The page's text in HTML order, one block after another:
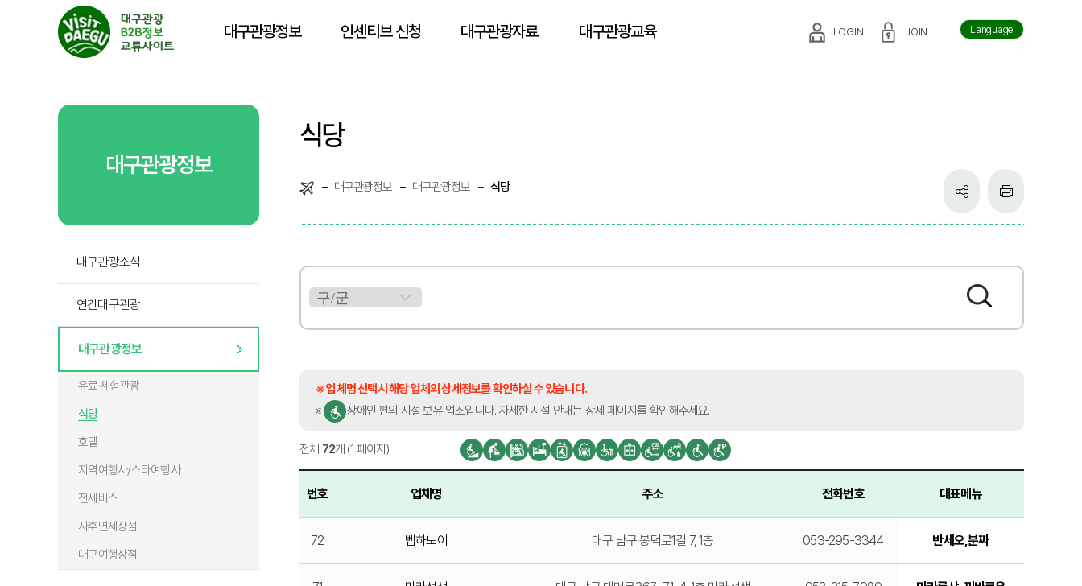
대구관광정보 인센티브 신청 대구관광자료 대구관광교육 LOGIN JOIN Language
대구관광정보
대구관광소식
연간대구관광
대구관광정보
유료·체험관광
식당
호텔
지역여행사/스타여행사
전세버스
사후면세상점
대구여행상점
식당
대구관광정보 대구관광정보 식당
※ 업체명 선택시 해당 업체의 상세정보를 확인하실 수 있습니다.
※
장애인 편의 시설 보유 업소입니다. 자세한 시설 안내는 상세 페이지를 확인해주세요.
전체 72개 (1 페이지)
번호 업체명 주소 전화번호 대표메뉴
72 벱하노이 대구 남구 봉덕로1길 7, 1층 053-295-3344 반세오,분짜